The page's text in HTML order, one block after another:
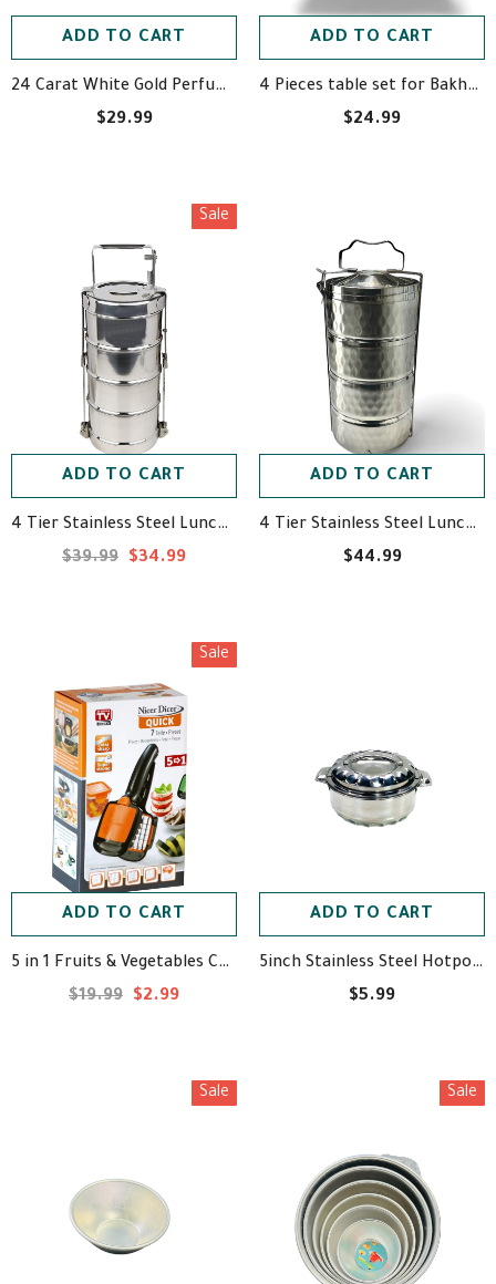
ADD TO CART
24 Carat White Gold Perfume Unisex - 100 ml - عطر 24 قيراط الذهب الأبيض رجالي نسائي
$29.99
ADD TO CART
4 Pieces table set for Bakhour - طقم للبخور أربع قطع
$24.99
Sale
ADD TO CART
4 Tier Stainless Steel Lunch Box Tiffin Carrier Set - حافظة طعام ستيل أربع طبفات جودة عالية
$39.99 $34.99
ADD TO CART
4 Tier Stainless Steel Lunch Box Tiffin Carrier Set - حافظة طعام ستيل أربع طبفات جودة عالية
$44.99
Sale
ADD TO CART
5 in 1 Fruits & Vegetables Chipper - قطاعة خضار وفواكه
$19.99 $2.99
ADD TO CART
5inch Stainless Steel Hotpot - حافظة طعام حراريه
$5.99
Sale Sale